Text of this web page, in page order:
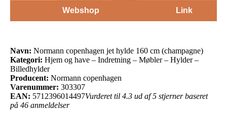
Webshop
Link
Navn: Normann copenhagen jet hylde 160 cm (champagne)
Kategori: Hjem og have – Indretning – Møbler – Hylder –
Billedhylder
Producent: Normann copenhagen
Varenummer: 303307
EAN: 5712396014497Vurderet til 4.3 ud af 5 stjerner baseret
på 46 anmeldelser